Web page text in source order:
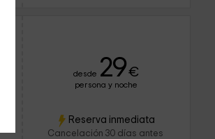
desde 29€
persona y noche
Reserva inmediata
Cancelación 30 días antes